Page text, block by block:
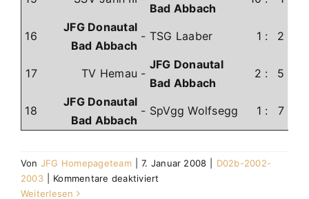
Bad Abbach
16
JFG Donautal
Bad Abbach
- TSG Laaber 1 : 2
17 TV Hemau -
JFG Donautal
Bad Abbach
2 : 5
18
JFG Donautal
Bad Abbach
- SpVgg Wolfsegg 1 : 7
Von JFG Homepageteam 7. Januar 2008
D02b-2002-
2003
Kommentare deaktiviert
Weiterlesen